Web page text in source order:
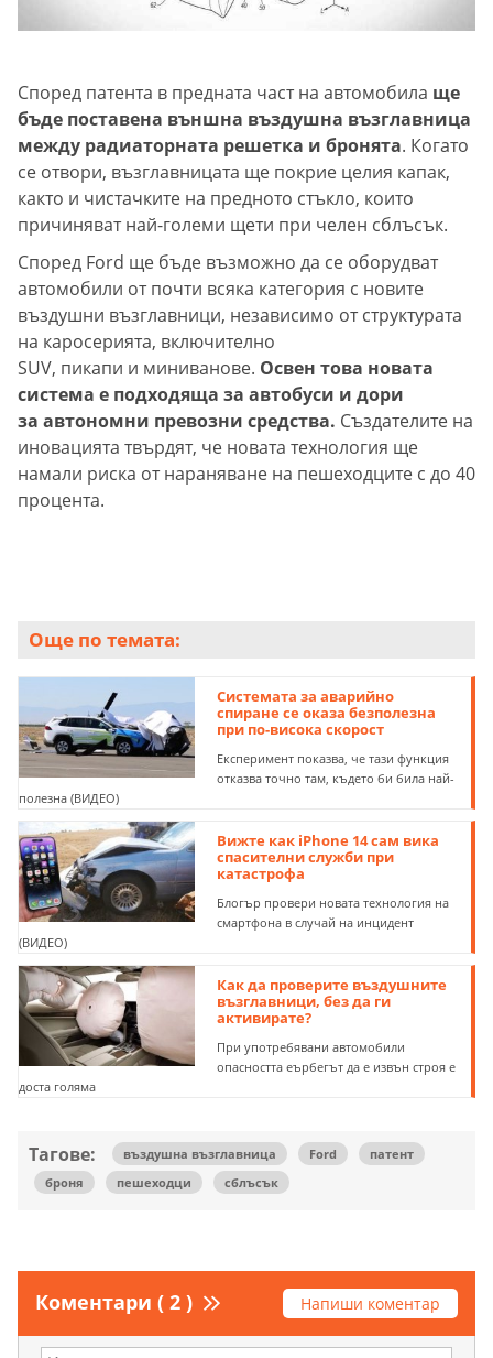
Според патента в предната част на автомобила ще
бъде поставена външна въздушна възглавница
между радиаторната решетка и бронята. Когато
се отвори, възглавницата ще покрие целия капак,
както и чистачките на предното стъкло, които
причиняват най-големи щети при челен сблъсък.
Според Ford ще бъде възможно да се оборудват
автомобили от почти всяка категория с новите
въздушни възглавници, независимо от структурата
на каросерията, включително
SUV, пикапи и миниванове. Освен това новата
система е подходяща за автобуси и дори
за автономни превозни средства. Създателите на
иновацията твърдят, че новата технология ще
намали риска от нараняване на пешеходците с до 40
процента.
Още по темата:
Системата за аварийно
спиране се оказа безполезна
при по-висока скорост
Експеримент показва, че тази функция
отказва точно там, където би била най-
полезна (ВИДЕО)
Вижте как iPhone 14 сам вика
спасителни служби при
катастрофа
Блогър провери новата технология на
смартфона в случай на инцидент
(ВИДЕО)
Как да проверите въздушните
възглавници, без да ги
активирате?
При употребявани автомобили
опасността еърбегът да е извън строя е
доста голяма
Тагове: въздушна възглавница Ford
патент
броня
пешеходци сблъсък
Коментари ( 2 ) Напиши коментар